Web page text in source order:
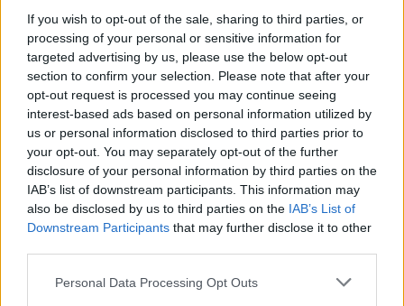
If you wish to opt-out of the sale, sharing to third parties, or
processing of your personal or sensitive information for
targeted advertising by us, please use the below opt-out
section to confirm your selection. Please note that after your
opt-out request is processed you may continue seeing
interest-based ads based on personal information utilized by
us or personal information disclosed to third parties prior to
your opt-out. You may separately opt-out of the further
disclosure of your personal information by third parties on the
IAB’s list of downstream participants. This information may
also be disclosed by us to third parties on the IAB’s List of
Downstream Participants that may further disclose it to other
Please note that this website/app uses one or more Google
Personal Data Processing Opt Outs
kiterjesztett hatálya (szoftvereket is érintő
felelősségi szabályok) miatt is különösen
fontosak lehetnek a jövőben.
A tagállamok jogrendszerükben fenntarthatják
azokat a hatályos szabályokat,amelyek
értelmébena gazdasági szereplők akkor is
felelősséggel tartoznak, ha bizonyítékkal
szolgálnak arra vonatkozóan, hogya termék
forgalomba hozatalának vagy
használatbavételének időpontjában, vagy
abban az időszakban, amikor a termék a gyártó
műszaki ismeretek objektív állása szerint a hiba